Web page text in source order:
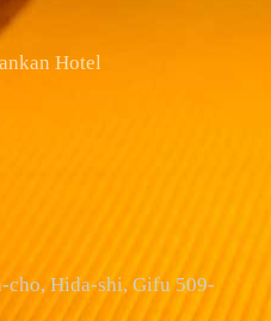
Hotel
cho, Hida-shi, Gifu 509-